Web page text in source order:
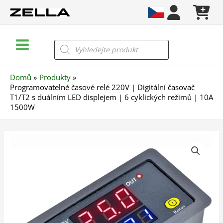
Menu
Products
search
Domů
Produkty
Programovatelné časové relé 220V | Digitální časovač
T1/T2 s duálním LED displejem | 6 cyklických režimů | 10A
1500W
T1/T2